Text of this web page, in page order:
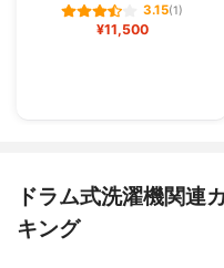
3.15(1)
¥11,500
ドラム式洗濯機関連
キング